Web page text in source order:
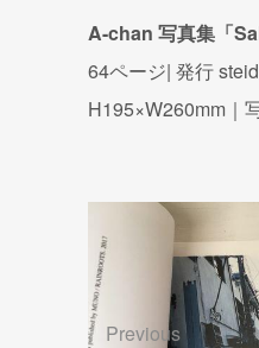
A-chan 写真集「
64ページ| 発行
H195×W260mm｜
Previous